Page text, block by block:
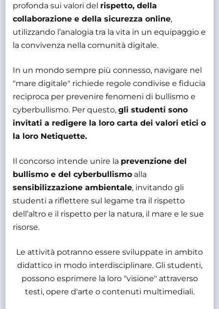
profonda sui valori del rispetto, della
collaborazione e della sicurezza online,
utilizzando l’analogia tra la vita in un equipaggio e
la convivenza nella comunità digitale.
In un mondo sempre più connesso, navigare nel
"mare digitale" richiede regole condivise e fiducia
reciproca per prevenire fenomeni di bullismo e
cyberbullismo. Per questo,gli studenti sono
invitati a redigere la loro carta dei valori etici o
la loro Netiquette.
Il concorso intende unire la prevenzione del
bullismo e del cyberbullismo alla
sensibilizzazione ambientale, invitando gli
studenti a riflettere sul legame tra il rispetto
dell’altro e il rispetto per la natura, il mare e le sue
risorse.
Le attività potranno essere sviluppate in ambito
didattico in modo interdisciplinare. Gli studenti,
possono esprimere la loro "visione" attraverso
testi, opere d'arte o contenuti multimediali.